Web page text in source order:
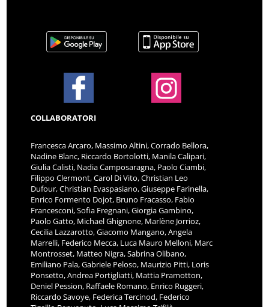
COLLABORATORI
Francesca Arcaro, Massimo Altini, Corrado Bellora,
Nadine Blanc, Riccardo Bortolotti, Manila Calipari,
Giulia Calisti, Nadia Camposaragna, Paolo Ciambi,
Filippo Clermont, Carol Di Vito, Christian Leo
Dufour, Christian Evaspasiano, Giuseppe Farinella,
Enrico Formento Dojot, Bruno Fracasso, Fabio
Francesconi, Sofia Fregnani, Giorgia Gambino,
Paolo Gatto, Michael Ghignone, Marlène Jorrioz,
Cecilia Lazzarotto, Giacomo Mangano, Angela
Marrelli, Federico Mecca, Luca Mauro Melloni, Marc
Montrosset, Matteo Nigra, Sabrina Olibano,
Emiliano Pala, Gabriele Peloso, Maurizio Pitti, Loris
Ponsetto, Andrea Portigliatti, Mattia Pramotton,
Deniel Pession, Raffaele Romano, Enrico Ruggeri,
Riccardo Savoye, Federica Tercinod, Federico